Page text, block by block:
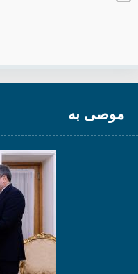
موصى به